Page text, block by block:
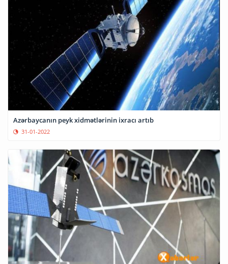
Azərbaycanın peyk xidmətlərinin ixracı artıb
31-01-2022